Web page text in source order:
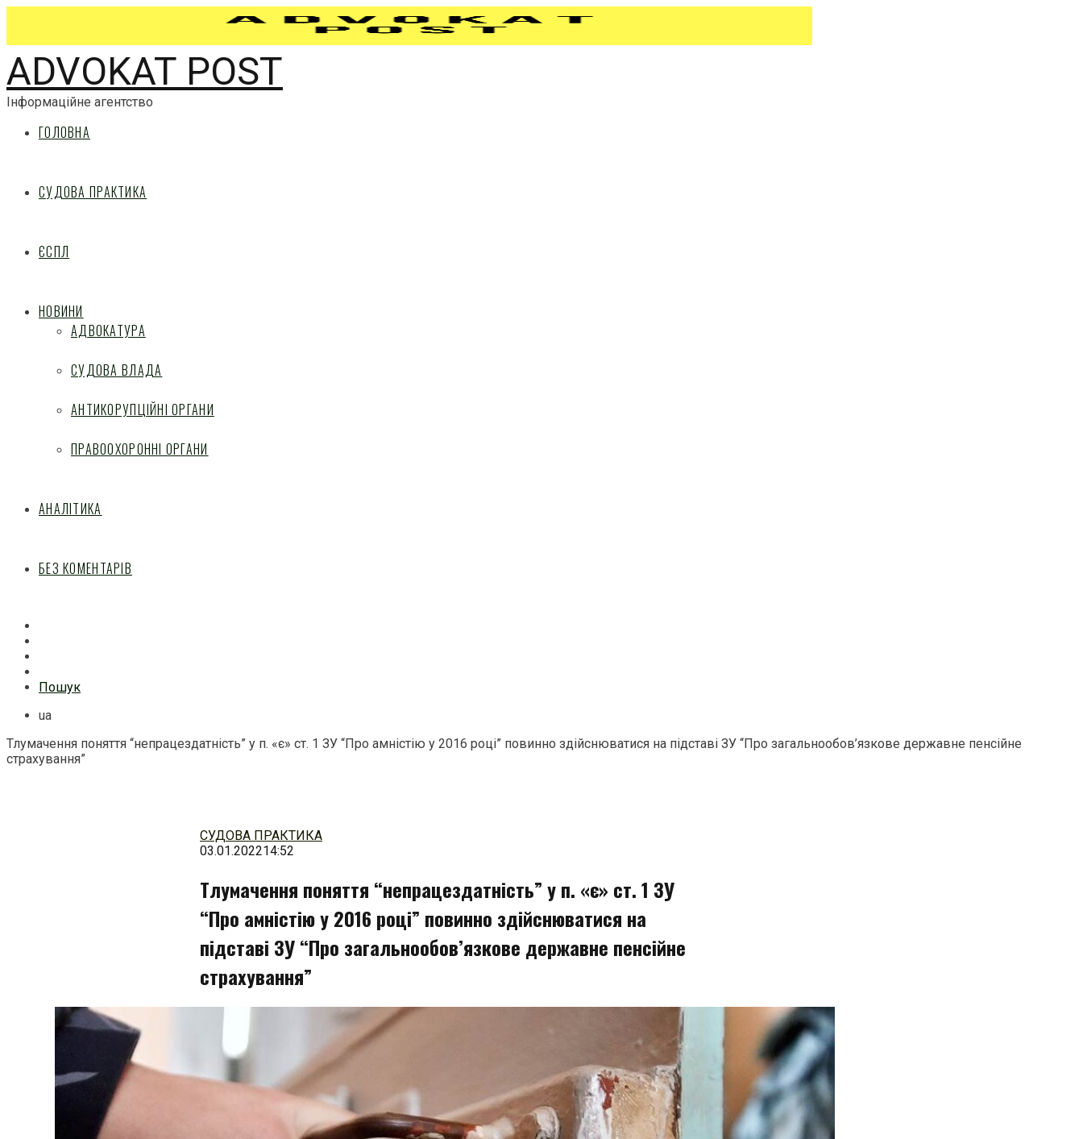
ADVOKAT POST
Інформаційне агентство
ГОЛОВНА
СУДОВА ПРАКТИКА
ЄСПЛ
НОВИНИ
АДВОКАТУРА
СУДОВА ВЛАДА
АНТИКОРУПЦІЙНІ ОРГАНИ
ПРАВООХОРОННІ ОРГАНИ
АНАЛІТИКА
БЕЗ КОМЕНТАРІВ
Пошук
ua
Тлумачення поняття “непрацездатність” у п. «є» ст. 1 ЗУ “Про амністію у 2016 році” повинно здійснюватися на підставі ЗУ “Про загальнообов’язкове державне пенсійне
страхування”
СУДОВА ПРАКТИКА
03.01.202214:52
Тлумачення поняття “непрацездатність” у п. «є» ст. 1 ЗУ
“Про амністію у 2016 році” повинно здійснюватися на
підставі ЗУ “Про загальнообов’язкове державне пенсійне
страхування”